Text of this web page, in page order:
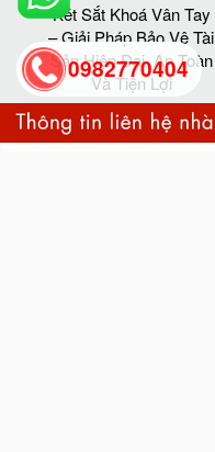
Két Sắt Khoá Vân Tay
– Giải Pháp Bảo Vệ Tài
Sản Hiện Đại, An Toàn
Và Tiện Lợi
0982770404